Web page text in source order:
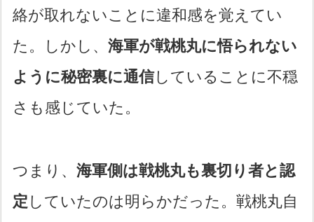
絡が取れないことに違和感を覚えてい
た。しかし、海軍が戦桃丸に悟られない
ように秘密裏に通信していることに不穏
さも感じていた。
つまり、海軍側は戦桃丸も裏切り者と認
定 していたのは明らかだった。戦桃丸自